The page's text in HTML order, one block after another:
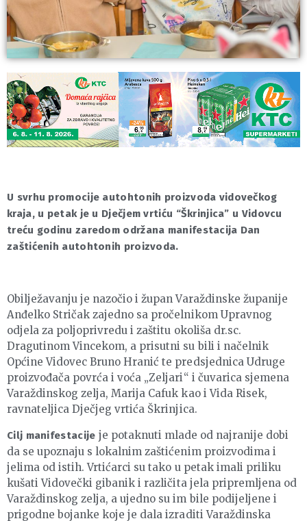
U svrhu promocije autohtonih proizvoda vidovečkog
kraja, u petak je u Dječjem vrtiću “Škrinjica” u Vidovcu
treću godinu zaredom održana manifestacija Dan
zaštićenih autohtonih proizvoda.
Obilježavanju je nazočio i župan Varaždinske županije
Anđelko Stričak zajedno sa pročelnikom Upravnog
odjela za poljoprivredu i zaštitu okoliša dr.sc.
Dragutinom Vincekom, a prisutni su bili i načelnik
Općine Vidovec Bruno Hranić te predsjednica Udruge
proizvođača povrća i voća „Zeljari“ i čuvarica sjemena
Varaždinskog zelja, Marija Cafuk kao i Vida Risek,
ravnateljica Dječjeg vrtića Škrinjica.
Cilj manifestacije je potaknuti mlade od najranije dobi
da se upoznaju s lokalnim zaštićenim proizvodima i
jelima od istih. Vrtićarci su tako u petak imali priliku
kušati Vidovečki gibanik i različita jela pripremljena od
Varaždinskog zelja, a ujedno su im bile podijeljene i
prigodne bojanke koje je dala izraditi Varaždinska